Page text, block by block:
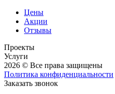
Цены
Акции
Отзывы
Проекты
Услуги
2026 © Все права защищены
Политика конфиденциальности
Заказать звонок